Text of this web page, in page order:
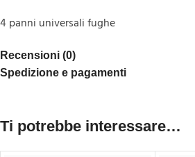
4 panni universali fughe
Recensioni (0)
Spedizione e pagamenti
Ti potrebbe interessare…